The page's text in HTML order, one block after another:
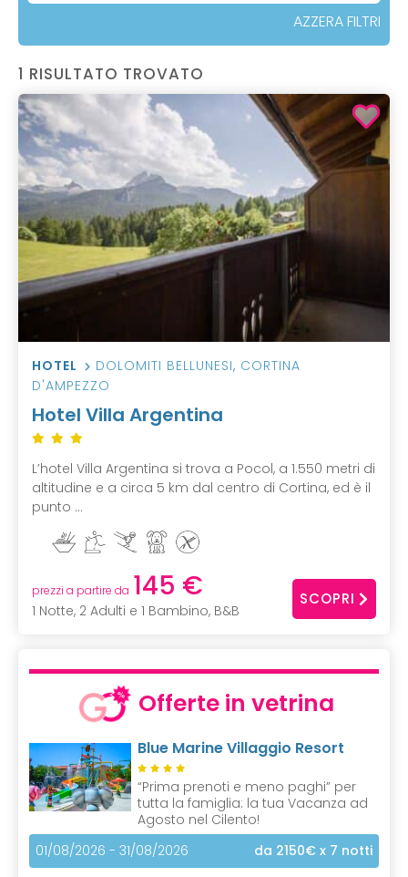
AZZERA FILTRI
1 RISULTATO TROVATO
HOTEL DOLOMITI BELLUNESI, CORTINA
D'AMPEZZO
Hotel Villa Argentina
L’hotel Villa Argentina si trova a Pocol, a 1.550 metri di
altitudine e a circa 5 km dal centro di Cortina, ed è il
punto ...
prezzi a partire da 145 €
1 Notte, 2 Adulti e 1 Bambino, B&B
SCOPRI
Offerte in vetrina
Blue Marine Villaggio Resort
“Prima prenoti e meno paghi” per
tutta la famiglia: la tua Vacanza ad
Agosto nel Cilento!
01/08/2026 - 31/08/2026
da 2150€ x 7 notti